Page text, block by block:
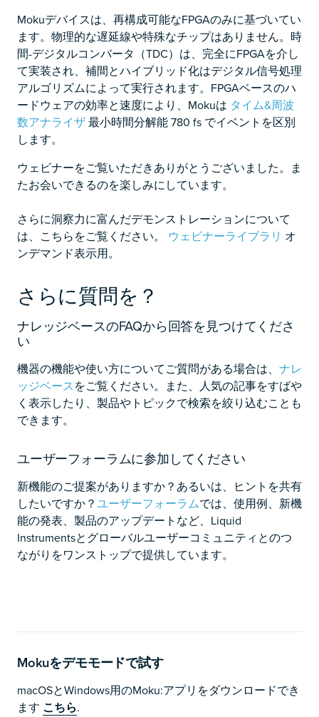
Mokuデバイスは、再構成可能なFPGAのみに基づいてい
ます。物理的な遅延線や特殊なチップはありません。時
間-デジタルコンバータ（TDC）は、完全にFPGAを介し
て実装され、補間とハイブリッド化はデジタル信号処理
アルゴリズムによって実行されます。FPGAベースのハ
ードウェアの効率と速度により、Mokuは タイム&周波
数アナライザ最小時間分解能 780 fs でイベントを区別
します。
ウェビナーをご覧いただきありがとうございました。ま
たお会いできるのを楽しみにしています。
さらに洞察力に富んだデモンストレーションについて
は、こちらをご覧ください。 ウェビナーライブラリ オ
ンデマンド表示用。
さらに質問を？
ナレッジベースのFAQから回答を見つけてくださ
い
機器の機能や使い方についてご質問がある場合は、 ナレ
ッジベースをご覧ください。また、人気の記事をすばや
く表示したり、製品やトピックで検索を絞り込むことも
できます。
ユーザーフォーラムに参加してください
新機能のご提案がありますか？あるいは、ヒントを共有
したいですか？ユーザーフォーラムでは、使用例、新機
能の発表、製品のアップデートなど、Liquid
Instrumentsとグローバルユーザーコミュニティとのつ
ながりをワンストップで提供しています。
Mokuをデモモードで試す
macOSとWindows用のMoku:アプリをダウンロードでき
ます こちら.